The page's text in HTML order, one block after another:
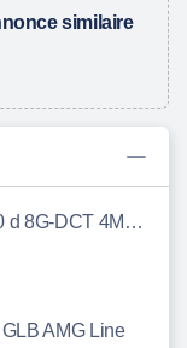
similaire
Annonce Mercedes GLB AMG Line 220 d 8G-DCT 4Matic Reventin-Vaugris
AMG Line